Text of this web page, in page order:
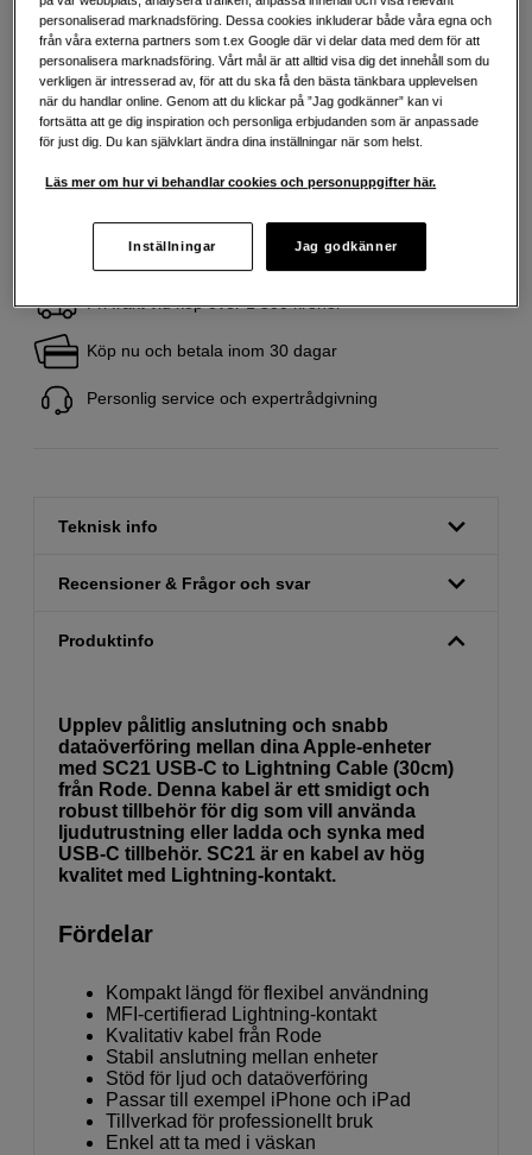
379 SEK
Handla tryggt med delbetalning eller faktura Info
Antal
Lägg i kundvagn
Fri frakt vid köp över 1 500 kronor
Köp nu och betala inom 30 dagar
Personlig service och expertrådgivning
Teknisk info
Recensioner & Frågor och svar
Produktinfo
Upplev pålitlig anslutning och snabb
dataöverföring mellan dina Apple-enheter
med SC21 USB-C to Lightning Cable (30cm)
från Rode. Denna kabel är ett smidigt och
robust tillbehör för dig som vill använda
ljudutrustning eller ladda och synka med
USB-C tillbehör. SC21 är en kabel av hög
kvalitet med Lightning-kontakt.
Fördelar
Kompakt längd för flexibel användning
MFI-certifierad Lightning-kontakt
Kvalitativ kabel från Rode
Stabil anslutning mellan enheter
Stöd för ljud och dataöverföring
Passar till exempel iPhone och iPad
Tillverkad för professionellt bruk
Enkel att ta med i väskan
personaliserad marknadsföring. Dessa cookies inkluderar både våra egna och
från våra externa partners som t.ex Google där vi delar data med dem för att
personalisera marknadsföring. Vårt mål är att alltid visa dig det innehåll som du
verkligen är intresserad av, för att du ska få den bästa tänkbara upplevelsen
när du handlar online. Genom att du klickar på ”Jag godkänner” kan vi
fortsätta att ge dig inspiration och personliga erbjudanden som är anpassade
för just dig. Du kan självklart ändra dina inställningar när som helst.
Läs mer om hur vi behandlar cookies och personuppgifter här.
Inställningar Jag godkänner